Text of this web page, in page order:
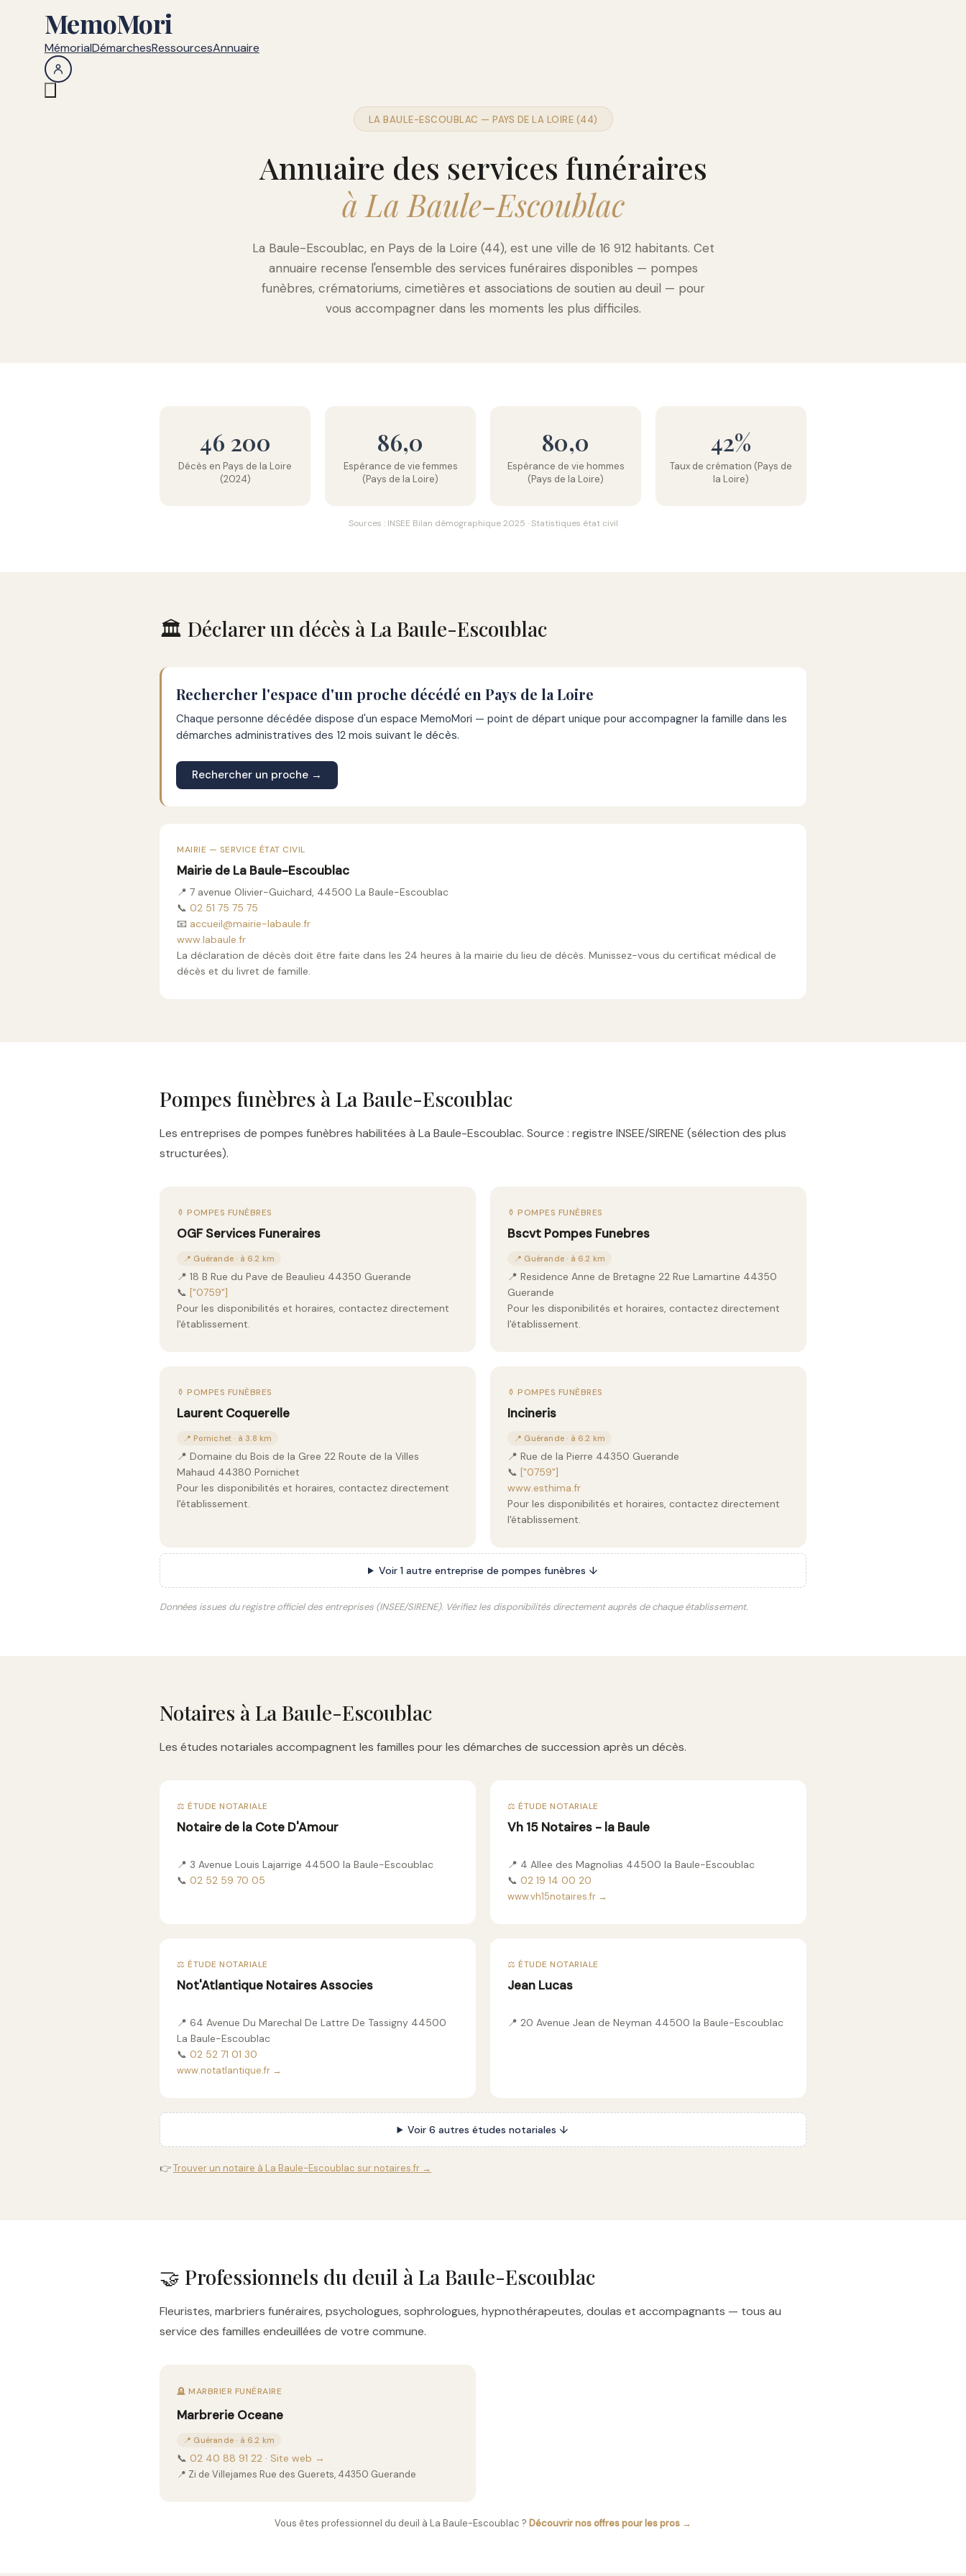
MemoMori
MémorialDémarchesRessourcesAnnuaire
LA BAULE-ESCOUBLAC — PAYS DE LA LOIRE (44)
Annuaire des services funéraires
à La Baule-Escoublac
La Baule-Escoublac, en Pays de la Loire (44), est une ville de 16 912 habitants. Cet
annuaire recense l'ensemble des services funéraires disponibles — pompes
funèbres, crématoriums, cimetières et associations de soutien au deuil — pour
vous accompagner dans les moments les plus difficiles.
46 200
Décès en Pays de la Loire
(2024)
86,0
Espérance de vie femmes
(Pays de la Loire)
80,0
Espérance de vie hommes
(Pays de la Loire)
42%
Taux de crémation (Pays de
la Loire)
Sources : INSEE Bilan démographique 2025 · Statistiques état civil
🏛️ Déclarer un décès à La Baule-Escoublac
Rechercher l'espace d'un proche décédé en Pays de la Loire
Chaque personne décédée dispose d'un espace MemoMori — point de départ unique pour accompagner la famille dans les
démarches administratives des 12 mois suivant le décès.
Rechercher un proche →
MAIRIE — SERVICE ÉTAT CIVIL
Mairie de La Baule-Escoublac
📍 7 avenue Olivier-Guichard, 44500 La Baule-Escoublac
📞 02 51 75 75 75
📧 accueil@mairie-labaule.fr
www.labaule.fr
La déclaration de décès doit être faite dans les 24 heures à la mairie du lieu de décès. Munissez-vous du certificat médical de
décès et du livret de famille.
Pompes funèbres à La Baule-Escoublac
Les entreprises de pompes funèbres habilitées à La Baule-Escoublac. Source : registre INSEE/SIRENE (sélection des plus
structurées).
⚱️ POMPES FUNÈBRES
OGF Services Funeraires
📍 Guérande · à 6.2 km
📍 18 B Rue du Pave de Beaulieu 44350 Guerande
📞 ["0759"]
Pour les disponibilités et horaires, contactez directement
l'établissement.
⚱️ POMPES FUNÈBRES
Bscvt Pompes Funebres
📍 Guérande · à 6.2 km
📍 Residence Anne de Bretagne 22 Rue Lamartine 44350
Guerande
Pour les disponibilités et horaires, contactez directement
l'établissement.
⚱️ POMPES FUNÈBRES
Laurent Coquerelle
📍 Pornichet · à 3.8 km
📍 Domaine du Bois de la Gree 22 Route de la Villes
Mahaud 44380 Pornichet
Pour les disponibilités et horaires, contactez directement
l'établissement.
⚱️ POMPES FUNÈBRES
Incineris
📍 Guérande · à 6.2 km
📍 Rue de la Pierre 44350 Guerande
📞 ["0759"]
www.esthima.fr
Pour les disponibilités et horaires, contactez directement
l'établissement.
Voir 1 autre entreprise de pompes funèbres ↓
Données issues du registre officiel des entreprises (INSEE/SIRENE). Vérifiez les disponibilités directement auprès de chaque établissement.
Notaires à La Baule-Escoublac
Les études notariales accompagnent les familles pour les démarches de succession après un décès.
⚖️ ÉTUDE NOTARIALE
Notaire de la Cote D'Amour
📍 3 Avenue Louis Lajarrige 44500 la Baule-Escoublac
📞 02 52 59 70 05
⚖️ ÉTUDE NOTARIALE
Vh 15 Notaires - la Baule
📍 4 Allee des Magnolias 44500 la Baule-Escoublac
📞 02 19 14 00 20
www.vh15notaires.fr →
⚖️ ÉTUDE NOTARIALE
Not'Atlantique Notaires Associes
📍 64 Avenue Du Marechal De Lattre De Tassigny 44500
La Baule-Escoublac
📞 02 52 71 01 30
www.notatlantique.fr →
⚖️ ÉTUDE NOTARIALE
Jean Lucas
📍 20 Avenue Jean de Neyman 44500 la Baule-Escoublac
Voir 6 autres études notariales ↓
👉Trouver un notaire à La Baule-Escoublac sur notaires.fr →
🤝 Professionnels du deuil à La Baule-Escoublac
Fleuristes, marbriers funéraires, psychologues, sophrologues, hypnothérapeutes, doulas et accompagnants — tous au
service des familles endeuillées de votre commune.
🪦 MARBRIER FUNÉRAIRE
Marbrerie Oceane
📍 Guérande · à 6.2 km
📞 02 40 88 91 22 · Site web →
📍 Zi de Villejames Rue des Guerets, 44350 Guerande
Vous êtes professionnel du deuil à La Baule-Escoublac ? Découvrir nos offres pour les pros →